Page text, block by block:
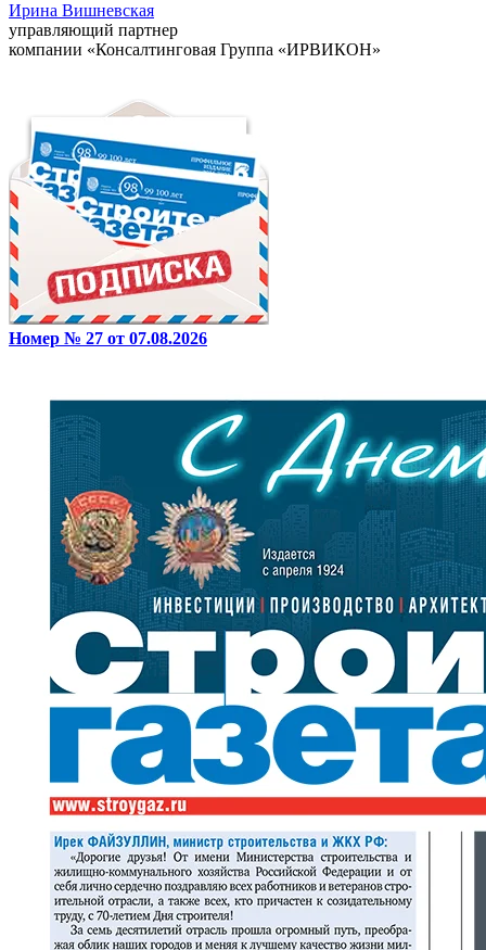
Ирина Вишневская
управляющий партнер
компании «Консалтинговая Группа «ИРВИКОН»
Номер № 27 от 07.08.2026